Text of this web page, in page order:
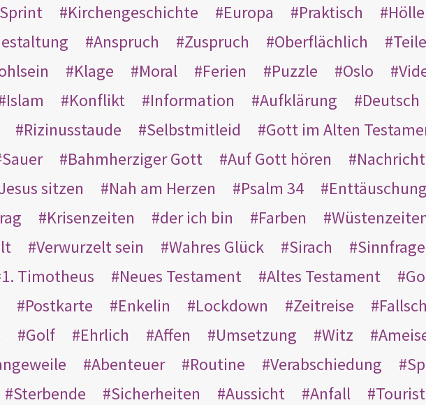
Sprint Kirchengeschichte Europa Praktisch
Hölle
Anspruch Zuspruch Oberflächlich
Klage Moral Ferien Puzzle Oslo
Islam Konflikt Information Aufklärung
Deutsch
Rizinusstaude Selbstmitleid
Gott im Alten
Sauer Bahmherziger Gott Auf Gott hören
sitzen Nah am Herzen Psalm 34
Krisenzeiten der ich bin Farben
Verwurzelt sein Wahres Glück Sirach
Sinnfrage
1. Timotheus Neues Testament Altes Testament
Postkarte Enkelin Lockdown Zeitreise
Golf Ehrlich Affen Umsetzung Witz
Abenteuer Routine Verabschiedung
Sterbende Sicherheiten Aussicht Anfall